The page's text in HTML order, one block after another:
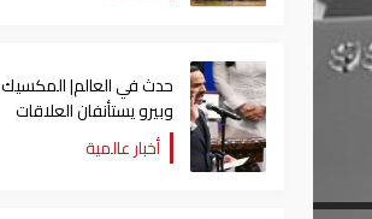
حدث في العالم| المكسيك
وبيرو يستأنفان العلاقات
وتنصيب رئيسا جديدا
أخبار عالمية